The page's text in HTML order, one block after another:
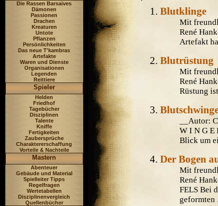
Die Rassen Barsaives
Dämonen
Passionen
Drachen
Kreaturen
Untote
Pflanzen
Persönlichkeiten
Das neue T'kambras
Artefakte
Waren und Dienste
Organisationen
Legenden
Reittiere
Spieler
Helden
Friedhof
Tagebücher
Disziplinen
Talente
Kniffe
Fertigkeiten
Zaubersprüche
Charaktererschaffung
Vorteile & Nachteile
Mastern
Abenteuer
Gebäude und Material
Spielleiter Tipps
Regelfragen
Wertetabellen
Disziplinenvergleich
Quellenbücher
Blutklinge
Mit
René
Artefakt
Blutrüstung
Mit
René
Rüstung
__Autor:
W I N G E
Blick um
Der Bogen
Mit
René
FELS Bei
geformten